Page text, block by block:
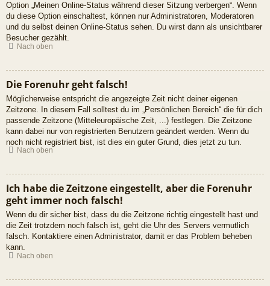
Option „Meinen Online-Status während dieser Sitzung verbergen“. Wenn
du diese Option einschaltest, können nur Administratoren, Moderatoren
und du selbst deinen Online-Status sehen. Du wirst dann als unsichtbarer
Besucher gezählt.
Nach oben
Die Forenuhr geht falsch!
Möglicherweise entspricht die angezeigte Zeit nicht deiner eigenen
Zeitzone. In diesem Fall solltest du im „Persönlichen Bereich“ die für dich
passende Zeitzone (Mitteleuropäische Zeit, ...) festlegen. Die Zeitzone
kann dabei nur von registrierten Benutzern geändert werden. Wenn du
noch nicht registriert bist, ist dies ein guter Grund, dies jetzt zu tun.
Nach oben
Ich habe die Zeitzone eingestellt, aber die Forenuhr
geht immer noch falsch!
Wenn du dir sicher bist, dass du die Zeitzone richtig eingestellt hast und
die Zeit trotzdem noch falsch ist, geht die Uhr des Servers vermutlich
falsch. Kontaktiere einen Administrator, damit er das Problem beheben
kann.
Nach oben